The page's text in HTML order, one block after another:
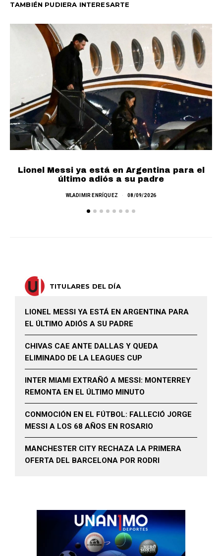
TAMBIÉN PUDIERA INTERESARTE
Lionel Messi ya está en Argentina para el
último adiós a su padre
WLADIMIR ENRÍQUEZ 08/09/2026
TITULARES DEL DÍA
LIONEL MESSI YA ESTÁ EN ARGENTINA PARA
EL ÚLTIMO ADIÓS A SU PADRE
CHIVAS CAE ANTE DALLAS Y QUEDA
ELIMINADO DE LA LEAGUES CUP
INTER MIAMI EXTRAÑÓ A MESSI: MONTERREY
REMONTA EN EL ÚLTIMO MINUTO
CONMOCIÓN EN EL FÚTBOL: FALLECIÓ JORGE
MESSI A LOS 68 AÑOS EN ROSARIO
MANCHESTER CITY RECHAZA LA PRIMERA
OFERTA DEL BARCELONA POR RODRI